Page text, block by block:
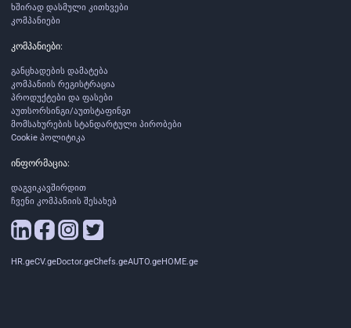
ხშირად დასმული კითხვები
კომპანიები
კომპანიები:
განცხადების დამატება
კომპანიის რეგისტრაცია
პროდუქტები და ფასები
აუთსორსინგი/აუთსტაფინგი
მომსახურების სტანდარტული პირობები
Cookie პოლიტიკა
ინფორმაცია:
დაგვიკავშირდით
ჩვენი კომპანიის შესახებ
HR.geCV.geDoctor.geChefs.geAUTO.geHOME.ge